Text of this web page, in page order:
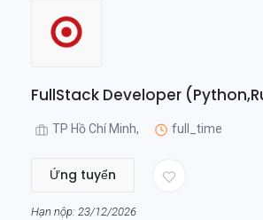
FullStack Developer
TP Hồ Chí Minh, full_time
Ứng tuyển
Hạn nộp: 23/12/2026